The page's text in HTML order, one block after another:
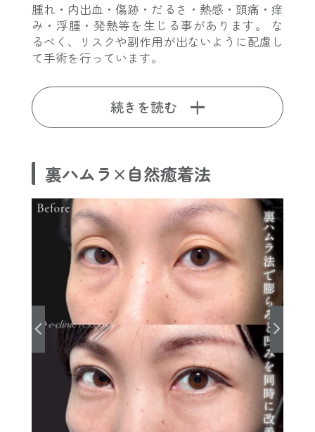
腫れ・内出血・傷跡・だるさ・熱感・頭痛・痒
み・浮腫・発熱等を生じる事があります。 な
るべく、リスクや副作用が出ないように配慮し
て手術を行っています。
続きを読む
裏ハムラ×自然癒着法